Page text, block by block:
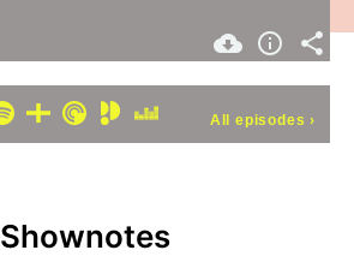
All episodes ›
Shownotes